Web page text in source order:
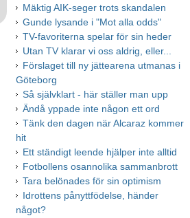
Mäktig AIK-seger trots skandalen
Gunde lysande i "Mot alla odds"
TV-favoriterna spelar för sin heder
Utan TV klarar vi oss aldrig, eller...
Förslaget till ny jättearena utmanas i
Göteborg
Så självklart - här ställer man upp
Ändå yppade inte någon ett ord
Tänk den dagen när Alcaraz kommer
hit
Ett ständigt leende hjälper inte alltid
Fotbollens osannolika sammanbrott
Tara belönades för sin optimism
Idrottens pånyttfödelse, händer
något?